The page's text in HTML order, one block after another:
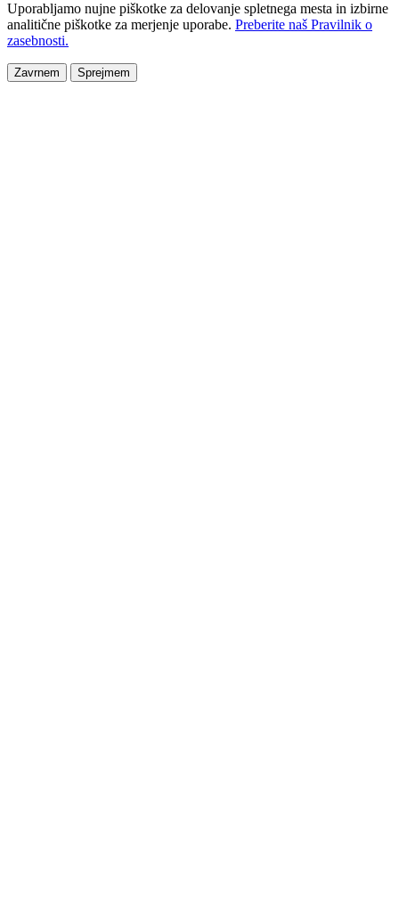
Uporabljamo nujne piškotke za delovanje spletnega mesta in izbirne
analitične piškotke za merjenje uporabe. Preberite naš Pravilnik o
zasebnosti.
Zavrnem Sprejmem